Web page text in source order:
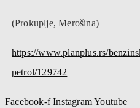
(Prokuplje, Merošina)
https://www.planplus.rs/
petrol/129742
Facebook-f InstagramYoutube